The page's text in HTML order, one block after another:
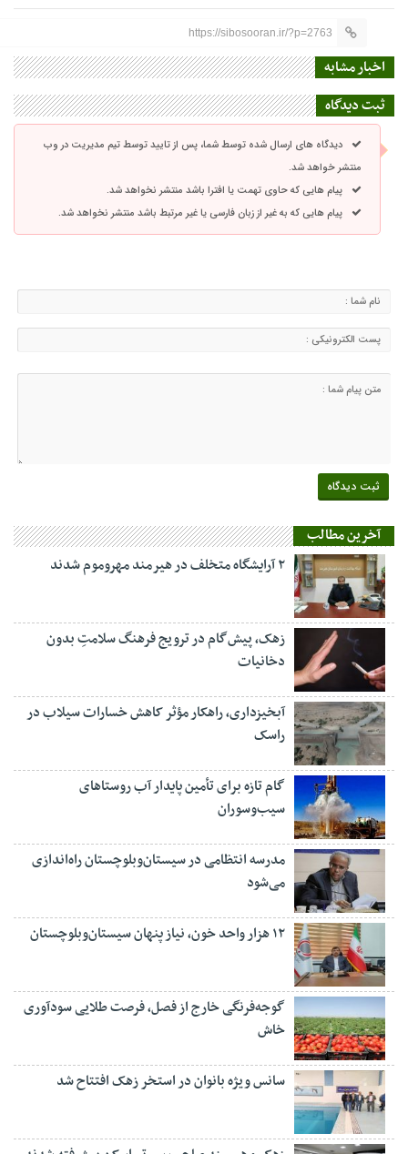
https://sibosooran.ir/?p=2763
اخبار مشابه
ثبت دیدگاه
دیدگاه های ارسال شده توسط شما، پس از تایید توسط تیم مدیریت در وب
منتشر خواهد شد.
پیام هایی که حاوی تهمت یا افترا باشد منتشر نخواهد شد.
پیام هایی که به غیر از زبان فارسی یا غیر مرتبط باشد منتشر نخواهد شد.
آخرین مطالب
۲ آرایشگاه متخلف در هیرمند مهروموم شدند
زهک، پیش‌گام در ترویج فرهنگ سلامتِ بدون
دخانیات
آبخیزداری، راهکار مؤثر کاهش خسارات سیلاب در
راسک
گام تازه برای تأمین پایدار آب روستاهای
سیب‌وسوران
مدرسه انتظامی در سیستان‌وبلوچستان راه‌اندازی
می‌شود
۱۲ هزار واحد خون، نیاز پنهان سیستان‌وبلوچستان
گوجه‌فرنگی خارج از فصل، فرصت طلایی سودآوری
خاش
سانس ویژه بانوان در استخر زهک افتتاح شد